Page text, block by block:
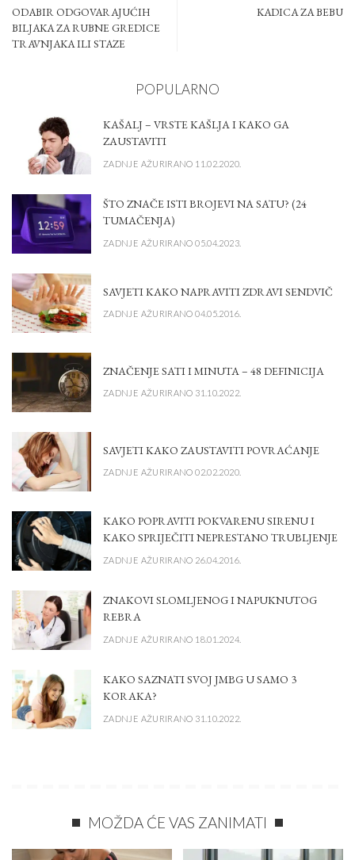
ODABIR ODGOVARAJUĆIH
BILJAKA ZA RUBNE GREDICE
TRAVNJAKA ILI STAZE
KADICA ZA BEBU
POPULARNO
KAŠALJ – VRSTE KAŠLJA I KAKO GA
ZAUSTAVITI
ZADNJE AŽURIRANO 11.02.2020.
ŠTO ZNAČE ISTI BROJEVI NA SATU? (24
TUMAČENJA)
ZADNJE AŽURIRANO 05.04.2023.
SAVJETI KAKO NAPRAVITI ZDRAVI SENDVIČ
ZADNJE AŽURIRANO 04.05.2016.
ZNAČENJE SATI I MINUTA – 48 DEFINICIJA
ZADNJE AŽURIRANO 31.10.2022.
SAVJETI KAKO ZAUSTAVITI POVRAĆANJE
ZADNJE AŽURIRANO 02.02.2020.
KAKO POPRAVITI POKVARENU SIRENU I
KAKO SPRIJEČITI NEPRESTANO TRUBLJENJE
ZADNJE AŽURIRANO 26.04.2016.
ZNAKOVI SLOMLJENOG I NAPUKNUTOG
REBRA
ZADNJE AŽURIRANO 18.01.2024.
KAKO SAZNATI SVOJ JMBG U SAMO 3
KORAKA?
ZADNJE AŽURIRANO 31.10.2022.
MOŽDA ĆE VAS ZANIMATI